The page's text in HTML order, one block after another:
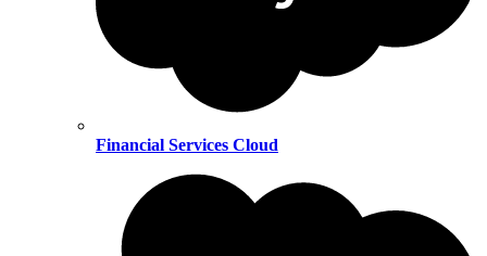
Financial Services Cloud